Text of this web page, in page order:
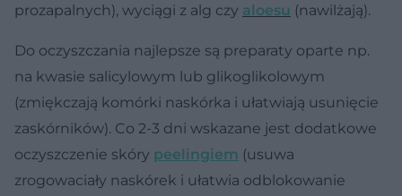
prozapalnych), wyciągi z alg czy aloesu (nawilżają).
Do oczyszczania najlepsze są preparaty oparte np.
na kwasie salicylowym lub glikoglikolowym
(zmiękczają komórki naskórka i ułatwiają usunięcie
zaskórników). Co 2-3 dni wskazane jest dodatkowe
oczyszczenie skóry peelingiem (usuwa
zrogowaciały naskórek i ułatwia odblokowanie